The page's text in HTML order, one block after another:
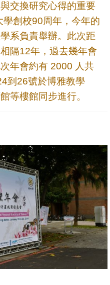
交換研究心得的重要
創校90周年，今年的
系負責舉辦。此次距
隔12年，過去幾年會
年會約有 2000 人共
到26號於博雅教學
等樓館同步進行。